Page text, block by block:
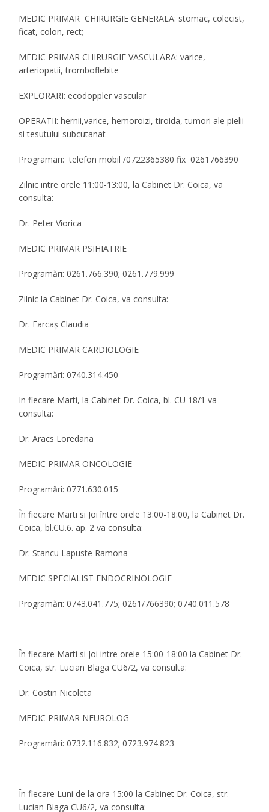
MEDIC PRIMAR CHIRURGIE GENERALA: stomac, colecist,
ficat, colon, rect;
MEDIC PRIMAR CHIRURGIE VASCULARA: varice,
arteriopatii, tromboflebite
EXPLORARI: ecodoppler vascular
OPERATII: hernii,varice, hemoroizi, tiroida, tumori ale pielii
si tesutului subcutanat
Programari: telefon mobil /0722365380 fix 0261766390
Zilnic intre orele 11:00-13:00, la Cabinet Dr. Coica, va
consulta:
Dr. Peter Viorica
MEDIC PRIMAR PSIHIATRIE
Programări: 0261.766.390; 0261.779.999
Zilnic la Cabinet Dr. Coica, va consulta:
Dr. Farcaş Claudia
MEDIC PRIMAR CARDIOLOGIE
Programări: 0740.314.450
In fiecare Marti, la Cabinet Dr. Coica, bl. CU 18/1 va
consulta:
Dr. Aracs Loredana
MEDIC PRIMAR ONCOLOGIE
Programări: 0771.630.015
În fiecare Marti si Joi între orele 13:00-18:00, la Cabinet Dr.
Coica, bl.CU.6. ap. 2 va consulta:
Dr. Stancu Lapuste Ramona
MEDIC SPECIALIST ENDOCRINOLOGIE
Programări: 0743.041.775; 0261/766390; 0740.011.578
În fiecare Marti si Joi intre orele 15:00-18:00 la Cabinet Dr.
Coica, str. Lucian Blaga CU6/2, va consulta:
Dr. Costin Nicoleta
MEDIC PRIMAR NEUROLOG
Programări: 0732.116.832; 0723.974.823
În fiecare Luni de la ora 15:00 la Cabinet Dr. Coica, str.
Lucian Blaga CU6/2, va consulta: